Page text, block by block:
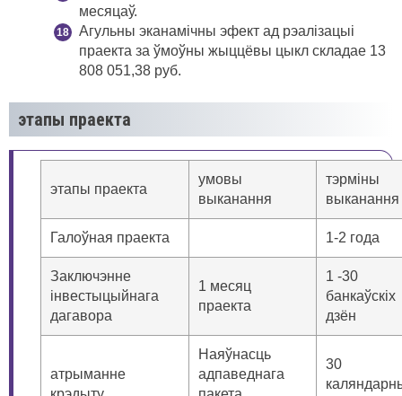
месяцаў.
Агульны эканамічны эфект ад рэалізацыі
праекта за ўмоўны жыццёвы цыкл складае 13
808 051,38 руб.
этапы праекта
этапы праекта
умовы
выканання
тэрміны
выканання
Галоўная праекта 1-2 года
Заключэнне
інвестыцыйнага
дагавора
1 месяц
праекта
1 -30
банкаўскіх
дзён
атрыманне
Наяўнасць
адпаведнага
30